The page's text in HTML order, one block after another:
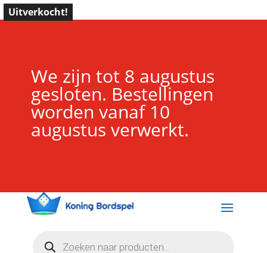
We zijn tot 8 augustus
gesloten. Bestellingen
worden vanaf 10
augustus verwerkt.
zoeken
Uitverkocht!